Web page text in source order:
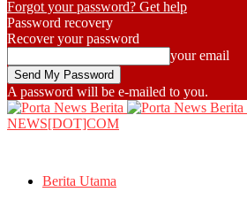
Forgot your password? Get help
Password recovery
Recover your password
your email
A password will be e-mailed to you.
NEWS[DOT]COM
Berita Utama